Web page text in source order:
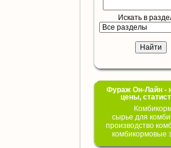
Искать в
Фураж Он-Лайн -
цены,
сырье для
производство
комбикормовые